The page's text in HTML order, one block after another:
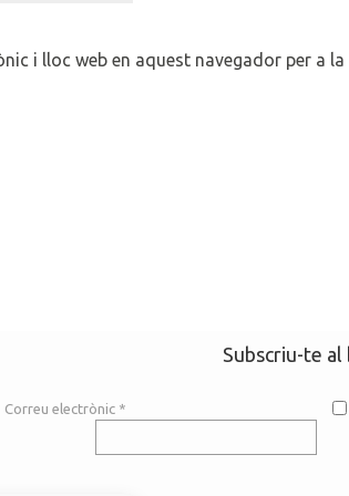
i lloc web en aquest navegador per a
Subscriu-te
Correu electrònic *